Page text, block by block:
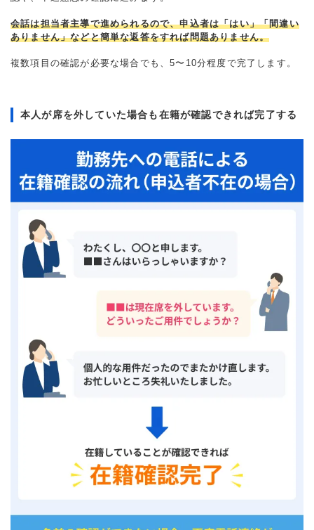
会話は担当者主導で進められるので、申込者は「はい」「間違い
ありません」などと簡単な返答をすれば問題ありません。
複数項目の確認が必要な場合でも、5〜10分程度で完了します。
本人が席を外していた場合も在籍が確認できれば完了する